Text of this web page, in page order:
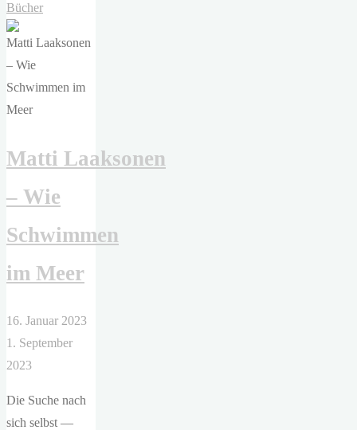
Bücher
Matti Laaksonen
– Wie
Schwimmen
im Meer
16. Januar 2023
1. September
2023
Die Suche nach
sich selbst —